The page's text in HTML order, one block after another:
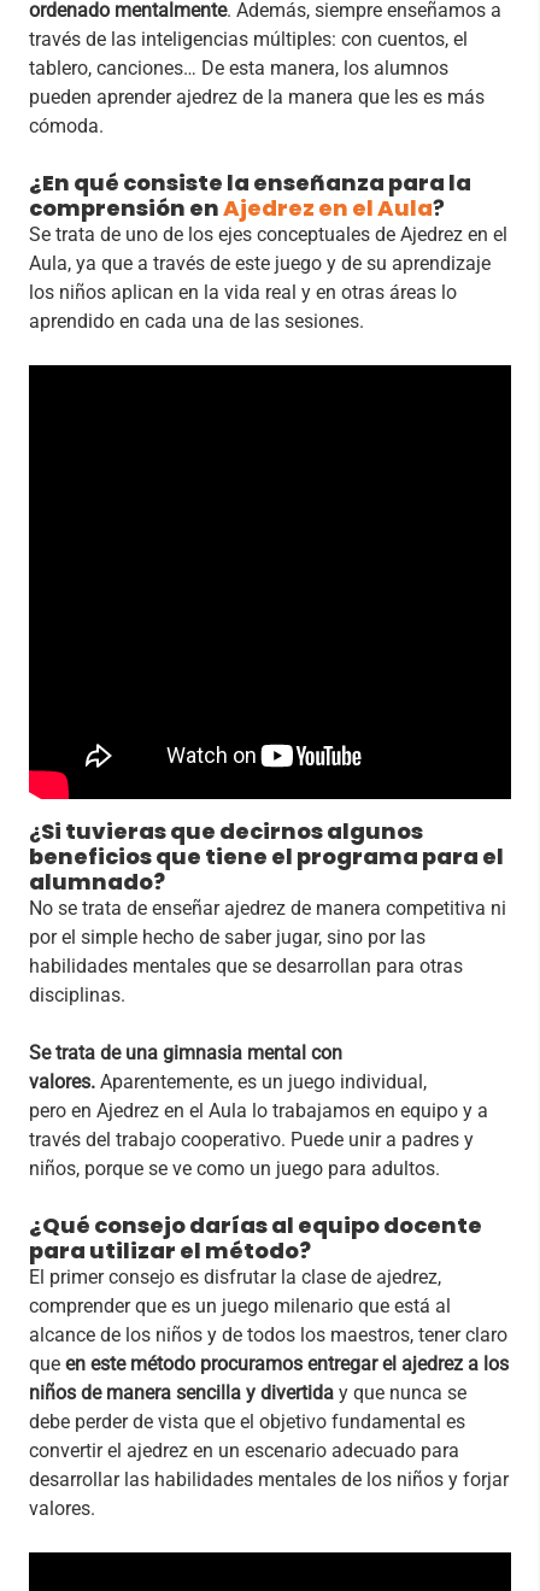
ordenado mentalmente. Además, siempre enseñamos a
través de las inteligencias múltiples: con cuentos, el
tablero, canciones… De esta manera, los alumnos
pueden aprender ajedrez de la manera que les es más
cómoda.
¿En qué consiste la enseñanza para la
comprensión enAjedrez en el Aula?
Se trata de uno de los ejes conceptuales de Ajedrez en el
Aula, ya que a través de este juego y de su aprendizaje
los niños aplican en la vida real y en otras áreas lo
aprendido en cada una de las sesiones.
¿Si tuvieras que decirnos algunos
beneficios que tiene el programa para el
alumnado?
No se trata de enseñar ajedrez de manera competitiva ni
por el simple hecho de saber jugar, sino por las
habilidades mentales que se desarrollan para otras
disciplinas.
Se trata de una gimnasia mental con
valores. Aparentemente, es un juego individual,
pero en Ajedrez en el Aula lo trabajamos en equipo y a
través del trabajo cooperativo. Puede unir a padres y
niños, porque se ve como un juego para adultos.
¿Qué consejo darías al equipo docente
para utilizar el método?
El primer consejo es disfrutar la clase de ajedrez,
comprender que es un juego milenario que está al
alcance de los niños y de todos los maestros, tener claro
que en este método procuramos entregar el ajedrez a los
niños de manera sencilla y divertida y que nunca se
debe perder de vista que el objetivo fundamental es
convertir el ajedrez en un escenario adecuado para
desarrollar las habilidades mentales de los niños y forjar
valores.